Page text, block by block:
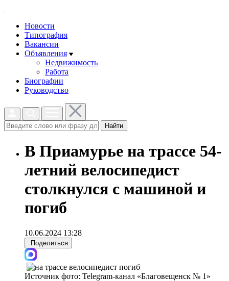
Новости
Типография
Вакансии
Объявления
Недвижимость
Работа
Биографии
Руководство
Найти
В Приамурье на трассе 54-
летний велосипедист
столкнулся с машиной и
погиб
10.06.2024 13:28
Поделиться
Источник фото: Telegram-канал «Благовещенск № 1»